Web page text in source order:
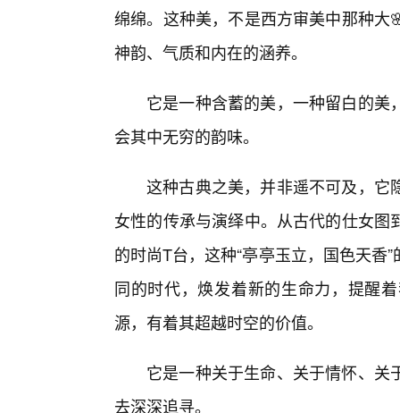
绵绵。这种美，不是西方审美中那种
神韵、气质和内在的涵养。
它是一种含蓄的美，一种留白的
会其中无穷的韵味。
这种古典之美，并非遥不可及，它
女性的传承与演绎中。从古代的仕女
的时尚T台，这种“亭亭玉立，国色天香
同的时代，焕发着新的生命力，提醒
源，有着其超越时空的价值。
它是一种关于生命、关于情怀、
去深深追寻。